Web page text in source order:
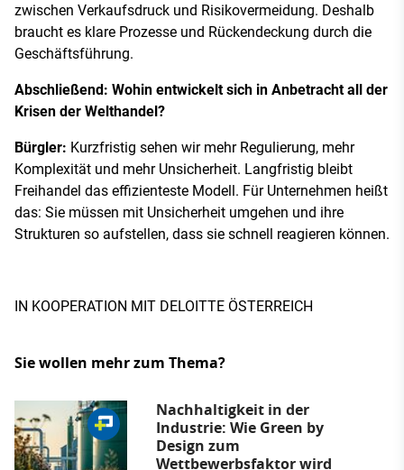
zwischen Verkaufsdruck und Risikovermeidung. Deshalb
braucht es klare Prozesse und Rückendeckung durch die
Geschäftsführung.
Abschließend: Wohin entwickelt sich in Anbetracht all der
Krisen der Welthandel?
Bürgler: Kurzfristig sehen wir mehr Regulierung, mehr
Komplexität und mehr Unsicherheit. Langfristig bleibt
Freihandel das effizienteste Modell. Für Unternehmen heißt
das: Sie müssen mit Unsicherheit umgehen und ihre
Strukturen so aufstellen, dass sie schnell reagieren können.
IN KOOPERATION MIT DELOITTE ÖSTERREICH
Sie wollen mehr zum Thema?
Nachhaltigkeit in der
Industrie: Wie Green by
Design zum
Wettbewerbsfaktor wird